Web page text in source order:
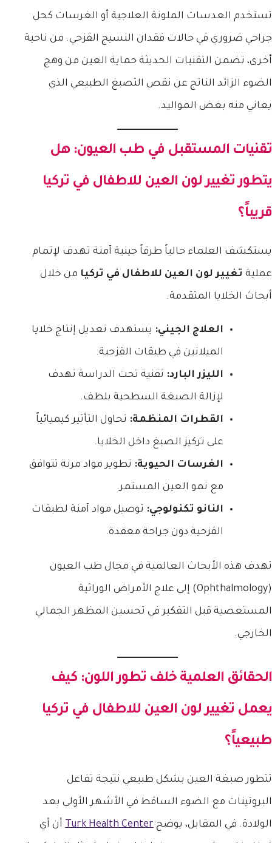
تستخدم العدسات الملونة العلاجية أو الغرسات كحل
جراحي ضروري في حالات فقدان النسيج القزحي. من ناحية
أخرى، تضمن التقنيات الحديثة حماية العين من وهج
الضوء الزائد الناتج عن نقص التصبغ الطبيعي الذي
يعاني منه بعض المواليد.
تقنيات المستقبل في طب العيون: هل
يتطورتغيير لون العين للاطفال في تركيا
قريباً؟
يستكشف العلماء حالياً طرقاً جينية آمنة تهدف لإتمام
عملية تغيير لون العين للاطفال في تركيا من خلال
أبحاث الخلايا المتقدمة.
العلاج الجيني: يستهدف تعديل إنتاج خلايا
الميلانين في طبقات القزحية.
الليزر البارد: تقنية تحت الدراسة تهدف
لإزالة الصبغة السطحية بلطف.
القطرات المنظمة: تحاول التأثير كيميائياً
على تركيز الصبغ داخل الخلايا.
الغرسات الحيوية: تطوير مواد مرنة تتوافق
مع نمو العين المستمر.
النانو تكنولوجي: توصيل مواد آمنة لطبقات
القزحية دون جراحة معقدة.
تهدف هذه الأبحاث العالمية في مجال طب العيون
(Ophthalmology) إلى علاج الأمراض الوراثية
المستعصية قبل التفكير في تحسين المظهر الجمالي
الخارجي.
الحقائق العلمية خلف تطور اللون: كيف
يعمل تغيير لون العين للاطفال في تركيا
طبيعياً؟
تتطور صبغة العين بشكل طبيعي نتيجة تفاعل
البروتينات مع الضوء الساقط في الأشهر الأولى بعد
الولادة. في المقابل، يوضح Turk Health Center أن أي